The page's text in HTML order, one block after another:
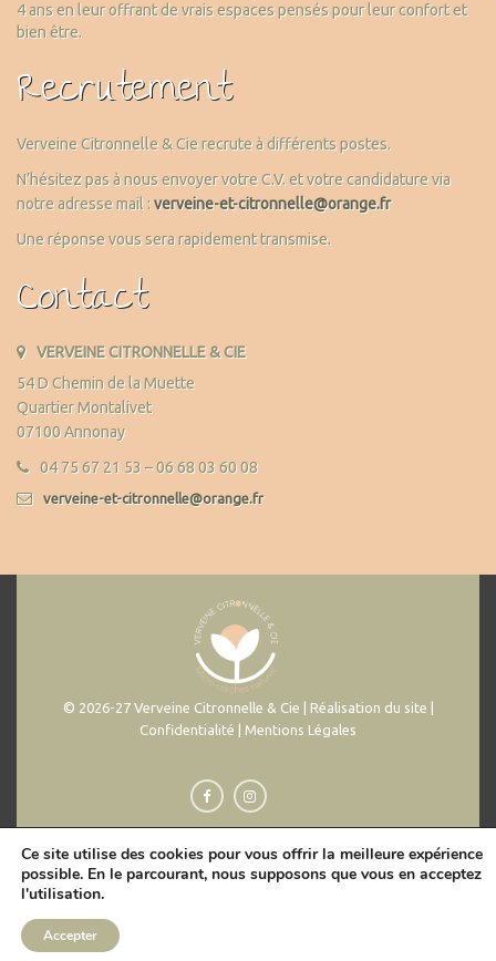
4 ans en leur offrant de vrais espaces pensés pour leur confort et
bien être.
Recrutement
Verveine Citronnelle & Cie recrute à différents postes.
N’hésitez pas à nous envoyer votre C.V. et votre candidature via
notre adresse mail :verveine-et-citronnelle@orange.fr
Une réponse vous sera rapidement transmise.
Contact
VERVEINE CITRONNELLE & CIE
54 D Chemin de la Muette
Quartier Montalivet
07100 Annonay
04 75 67 21 53 – 06 68 03 60 08
verveine-et-citronnelle@orange.fr
© 2026-27 Verveine Citronnelle & Cie | Réalisation du site |
Confidentialité | Mentions Légales
Ce site utilise des cookies pour vous offrir la meilleure expérience
possible. En le parcourant, nous supposons que vous en acceptez
l'utilisation.
Accepter